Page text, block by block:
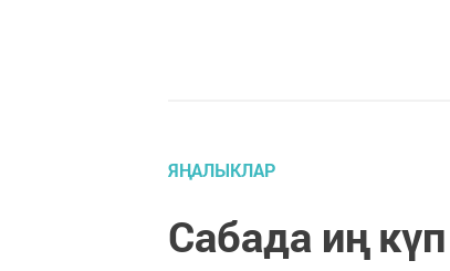
ЯҢАЛЫКЛАР
Сабада иң